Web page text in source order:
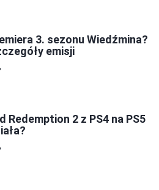
3. sezonu Wiedźmina?
emisji
Redemption 2 z PS4 na PS5